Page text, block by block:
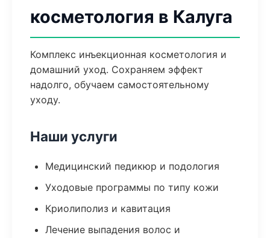
косметология в Калуга
Комплекс инъекционная косметология и
домашний уход. Сохраняем эффект
надолго, обучаем самостоятельному
уходу.
Наши услуги
Медицинский педикюр и подология
Уходовые программы по типу кожи
Криолиполиз и кавитация
Лечение выпадения волос и